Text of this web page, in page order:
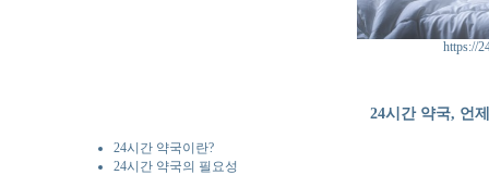
https://
24시간 약국, 언
24시간 약국이란?
24시간 약국의 필요성